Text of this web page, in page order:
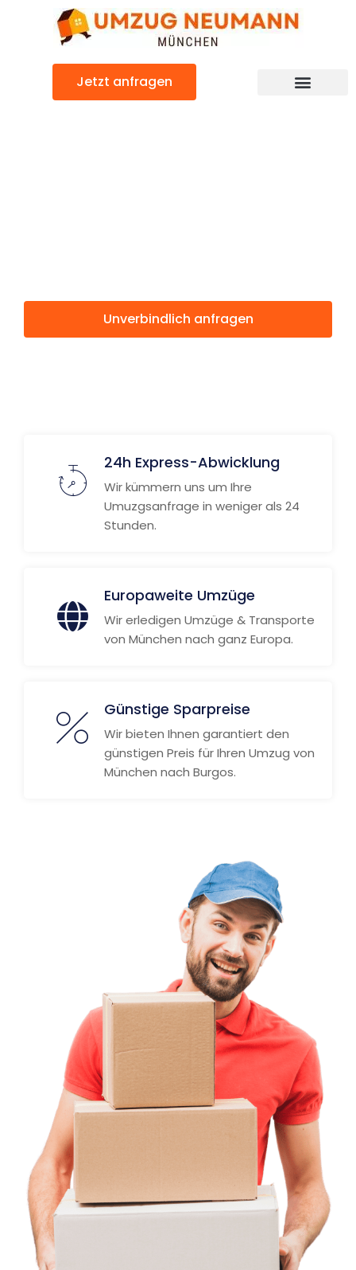
Jetzt anfragen
Unverbindlich anfragen
24h Express-Abwicklung
Wir kümmern uns um Ihre
Umuzgsanfrage in weniger als 24
Stunden.
Europaweite Umzüge
Wir erledigen Umzüge & Transporte
von München nach ganz Europa.
Günstige Sparpreise
Wir bieten Ihnen garantiert den
günstigen Preis für Ihren Umzug von
München nach Burgos.